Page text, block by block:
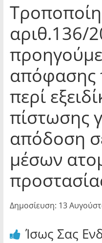
αριθ.136/
απόφασης
περί
πίστωσης
απόδοση
μέσων
Δημοσίευση: 13
Ίσως Σας